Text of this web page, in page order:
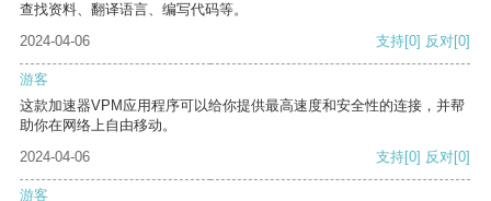
查找资料、翻译语言、编写代码等。
2024-04-06
支持[0] 反对[0]
游客
这款加速器VPM应用程序可以给你提供最高速度和安全性的连接，并帮
助你在网络上自由移动。
2024-04-06
支持[0] 反对[0]
游客